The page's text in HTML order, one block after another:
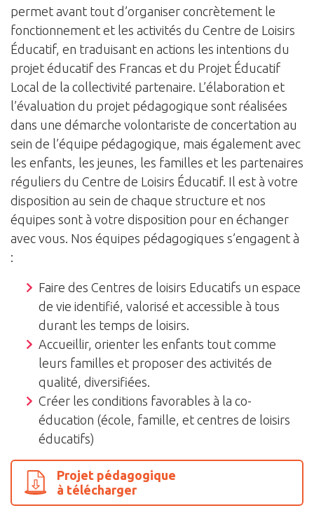
permet avant tout d’organiser concrètement le
fonctionnement et les activités du Centre de Loisirs
Éducatif, en traduisant en actions les intentions du
projet éducatif des Francas et du Projet Éducatif
Local de la collectivité partenaire. L’élaboration et
l’évaluation du projet pédagogique sont réalisées
dans une démarche volontariste de concertation au
sein de l’équipe pédagogique, mais également avec
les enfants, les jeunes, les familles et les partenaires
réguliers du Centre de Loisirs Éducatif. Il est à votre
disposition au sein de chaque structure et nos
équipes sont à votre disposition pour en échanger
avec vous. Nos équipes pédagogiques s’engagent à
:
Faire des Centres de loisirs Educatifs un espace
de vie identifié, valorisé et accessible à tous
durant les temps de loisirs.
Accueillir, orienter les enfants tout comme
leurs familles et proposer des activités de
qualité, diversifiées.
Créer les conditions favorables à la co-
éducation (école, famille, et centres de loisirs
éducatifs)
Projet pédagogique
à télécharger